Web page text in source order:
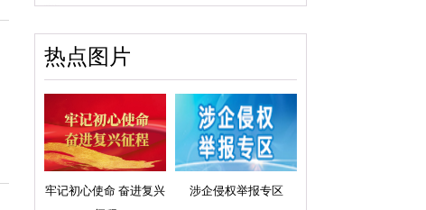
热点图片
牢记初心使命 奋进复兴
涉企侵权举报专区